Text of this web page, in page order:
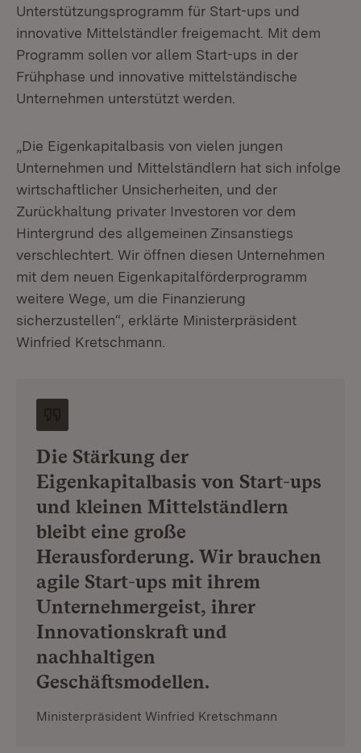
Unterstützungsprogramm für Start-ups und
innovative Mittelständler freigemacht. Mit dem
Programm sollen vor allem Start-ups in der
Frühphase und innovative mittelständische
Unternehmen unterstützt werden.
„Die Eigenkapitalbasis von vielen jungen
Unternehmen und Mittelständlern hat sich infolge
wirtschaftlicher Unsicherheiten, und der
Zurückhaltung privater Investoren vor dem
Hintergrund des allgemeinen Zinsanstiegs
verschlechtert. Wir öffnen diesen Unternehmen
mit dem neuen Eigenkapitalförderprogramm
weitere Wege, um die Finanzierung
sicherzustellen“, erklärte Ministerpräsident
Winfried Kretschmann.
Die Stärkung der
Eigenkapitalbasis von Start-ups
und kleinen Mittelständlern
bleibt eine große
Herausforderung. Wir brauchen
agile Start-ups mit ihrem
Unternehmergeist, ihrer
Innovationskraft und
nachhaltigen
Geschäftsmodellen.
Ministerpräsident Winfried Kretschmann